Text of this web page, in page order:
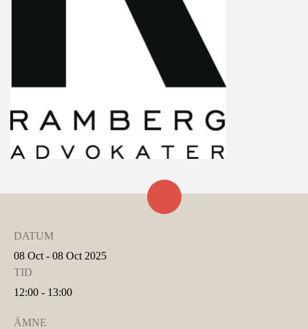
DATUM
08 Oct - 08 Oct 2025
TID
12:00 - 13:00
ÄMNE